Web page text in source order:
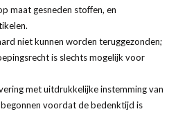
maat gesneden stoffen, en
niet kunnen worden teruggezonden;
is slechts mogelijk voor
met uitdrukkelijke instemming van
voordat de bedenktijd is